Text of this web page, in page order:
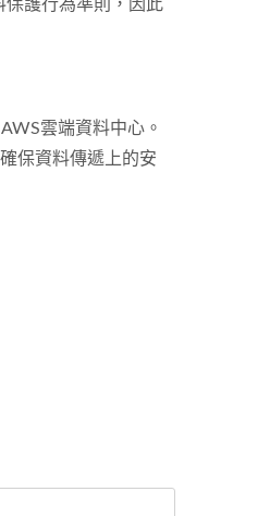
保護行為準則，因此
雲端資料中心。
保資料傳遞上的安